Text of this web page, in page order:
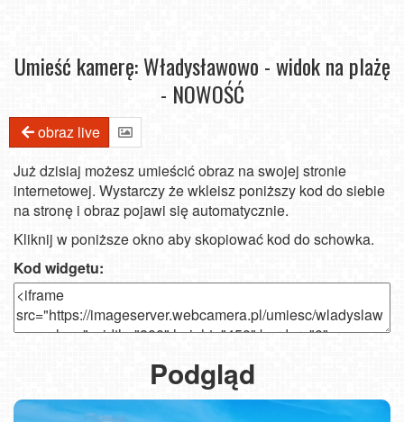
Umieść kamerę: Władysławowo - widok na plażę
- NOWOŚĆ
obraz live
Już dzisiaj możesz umieścić obraz na swojej stronie
internetowej. Wystarczy że wkleisz poniższy kod do siebie
na stronę i obraz pojawi się automatycznie.
Kliknij w poniższe okno aby skopiować kod do schowka.
Kod widgetu:
Podgląd